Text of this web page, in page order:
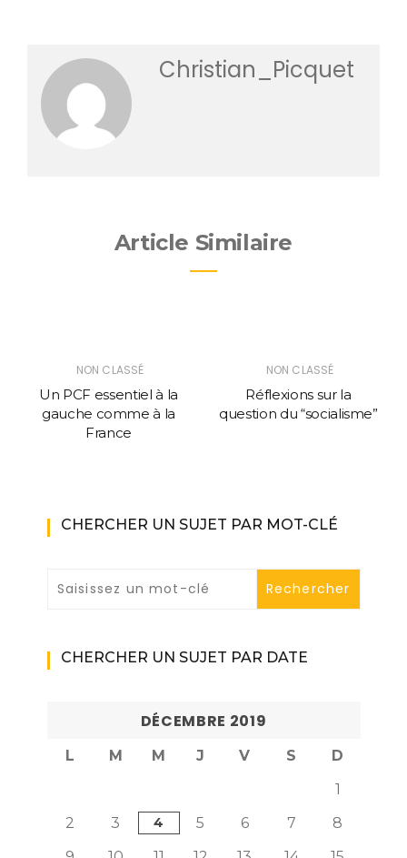
Christian_Picquet
Article Similaire
NON CLASSÉ
Un PCF essentiel à la
gauche comme à la
France
NON CLASSÉ
Réflexions sur la
question du “socialisme”
CHERCHER UN SUJET PAR MOT-CLÉ
CHERCHER UN SUJET PAR DATE
DÉCEMBRE 2019
L M M J V S
D
1
2
3 4 5 6 7
8